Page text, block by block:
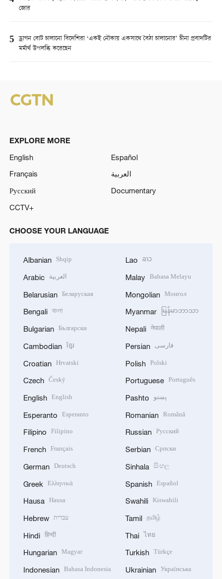
জোর
5 ড্রাগন বোট চালানো বিদেশিরা ‘একই নৌকায় একসাথে বৈঠা চালানোর’ চীনা প্রবাদটির
মর্মার্থ উপলব্ধি করেছেন
EXPLORE MORE
English
Español
Français
العربية
Русский
Documentary
CCTV+
CHOOSE YOUR LANGUAGE
Albanian Shqip
Arabic العربية
Belarusian Беларуская
Bengali বাংলা
Bulgarian Български
Cambodian ខ្មែរ
Croatian Hrvatski
Czech Český
English English
Esperanto Esperanto
Filipino Filipino
French Français
German Deutsch
Greek Ελληνικά
Hausa Hausa
Hebrew עברית
Hindi हिन्दी
Hungarian Magyar
Indonesian Bahasa Indonesia
Lao ລາວ
Malay Bahasa Melayu
Mongolian Монгол
Myanmar မြန်မာဘာသာ
Nepali नेपाली
Persian فارسی
Polish Polski
Portuguese Português
Pashto پښتو
Romanian Română
Russian Русский
Serbian Српски
Sinhala සිංහල
Spanish Español
Swahili Kiswahili
Tamil தமிழ்
Thai ไทย
Turkish Türkçe
Ukrainian Українська